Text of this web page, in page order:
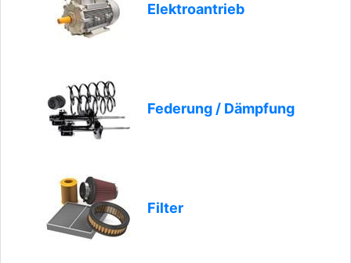
Elektroantrieb
Federung / Dämpfung
Filter